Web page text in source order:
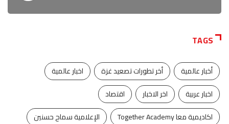
TAGS
أخبار عالمية أخر تطورات تصعيد غزة
اخبار عالمية
اخبار عربية
اخر الاخبار
اقتصاد
اكاديمية معا Together Academy
الإعلامية سماح حسنين